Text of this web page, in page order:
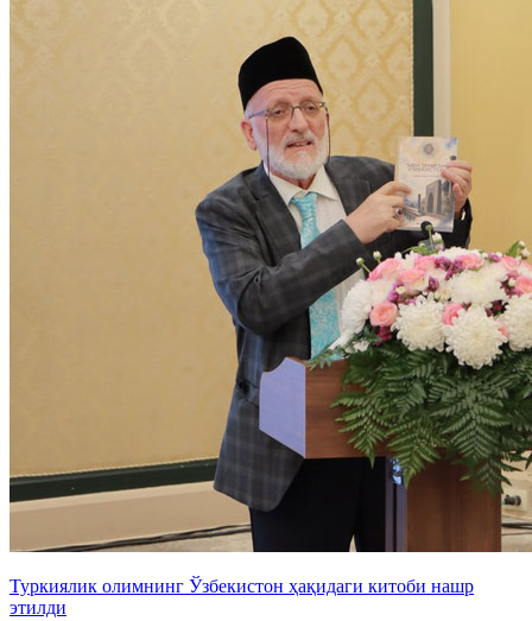
Туркиялик олимнинг Ўзбекистон ҳақидаги китоби нашр
этилди